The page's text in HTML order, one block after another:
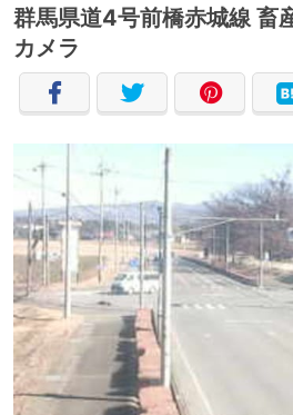
群馬県道4号前橋赤城線 畜
カメラ